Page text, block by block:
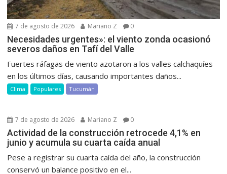
7 de agosto de 2026 Mariano Z 0
Necesidades urgentes»: el viento zonda ocasionó
severos daños en Tafí del Valle
Fuertes ráfagas de viento azotaron a los valles calchaquíes
en los últimos días, causando importantes daños...
Clima Populares Tucumán
7 de agosto de 2026 Mariano Z 0
Actividad de la construcción retrocede 4,1% en
junio y acumula su cuarta caída anual
Pese a registrar su cuarta caída del año, la construcción
conservó un balance positivo en el...